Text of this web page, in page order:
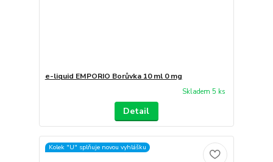
e-liquid EMPORIO Borůvka 10 ml 0 mg
Skladem 5 ks
Detail
Kolek "U" splňuje novou vyhlášku